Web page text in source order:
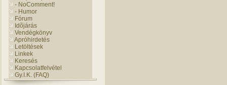
- NoComment!
- Humor
Fórum
Idõjárás
Vendégkönyv
Apróhirdetés
Letöltések
Linkek
Keresés
Kapcsolatfelvétel
Gy.I.K. (FAQ)